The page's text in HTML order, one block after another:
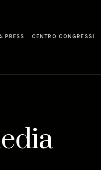
PRESS CENTRO CONGRESSI